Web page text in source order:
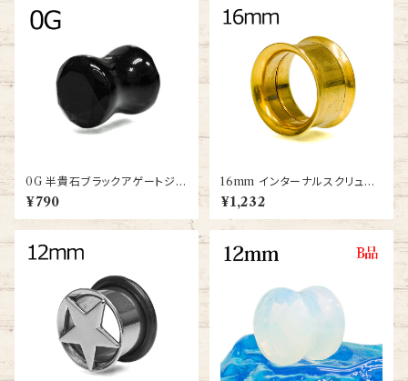
0G 半貴石ブラックアゲートジュ
エルカットダブルフレアプラグ(P
ST2-02-0G-BKA)
¥790
16mm インターナルスクリュー
ダブルフレアアイレット(PDFT-
16m-GP-BA)
¥1,232